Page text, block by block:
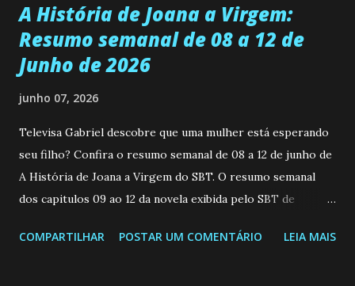
A História de Joana a Virgem:
Resumo semanal de 08 a 12 de
Junho de 2026
junho 07, 2026
Televisa Gabriel descobre que uma mulher está esperando
seu filho? Confira o resumo semanal de 08 a 12 de junho de
A História de Joana a Virgem do SBT. O resumo semanal
dos capitulos 09 ao 12 da novela exibida pelo SBT de
a Programação Semanal do SBT de 08/06/26 a 14/06/26
COMPARTILHAR POSTAR UM COMENTÁRIO LEIA MAIS